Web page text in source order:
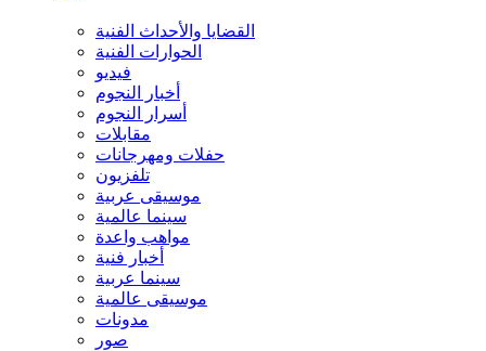
القضايا والأحداث الفنية
الحوارات الفنية
فيديو
أخبار النجوم
أسرار النجوم
مقابلات
حفلات ومهرجانات
تلفزيون
موسيقى عربية
سينما عالمية
مواهب واعدة
أخبار فنية
سينما عربية
موسيقى عالمية
مدونات
صور